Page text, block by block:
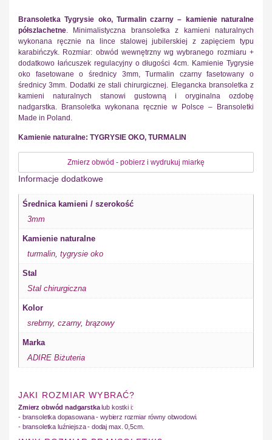
Bransoletka Tygrysie oko, Turmalin czarny – kamienie naturalne
półszlachetne. Minimalistyczna bransoletka z kamieni naturalnych
wykonana ręcznie na lince stalowej jubilerskiej z zapięciem typu
karabińczyk. Rozmiar: obwód wewnętrzny wg wybranego rozmiaru +
dodatkowo łańcuszek regulacyjny o długości 4cm. Kamienie Tygrysie
oko fasetowane o średnicy 3mm, Turmalin czarny fasetowany o
średnicy 3mm. Dodatki ze stali chirurgicznej. Elegancka bransoletka z
kamieni naturalnych stanowi gustowną i oryginalna ozdobę
nadgarstka. Bransoletka wykonana ręcznie w Polsce – Bransoletki
Made in Poland.
Kamienie naturalne: TYGRYSIE OKO, TURMALIN
Zmierz obwód - pobierz i wydrukuj miarkę
Informacje dodatkowe
Średnica kamieni / szerokość
3mm
Kamienie naturalne
turmalin, tygrysie oko
Stal
Stal chirurgiczna
Kolor
srebrny, czarny, brązowy
Marka
ADIRE Biżuteria
JAKI ROZMIAR WYBRAĆ?
Zmierz obwód nadgarstkalub kostki i:
- bransoletka dopasowana - wybierz rozmiar równy obwodowi.
- bransoletka luźniejsza - dodaj max. 0,5cm.